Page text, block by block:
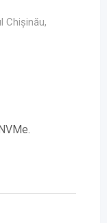
Chișinău,